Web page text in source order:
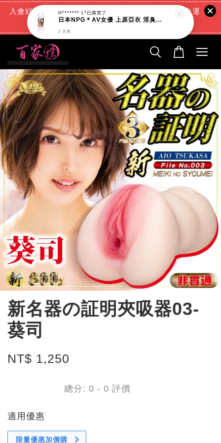
入會好禮:(消費滿888元=現折88元)+(滿666元超商免運
費)+(交易完成再送現金回饋)
新名器の証明夾吸器03-
葵司
NT$ 1,250
總分: 0 - 0 評價
適用優惠
限量優惠加價購
H******* L*已購買了
3 天前